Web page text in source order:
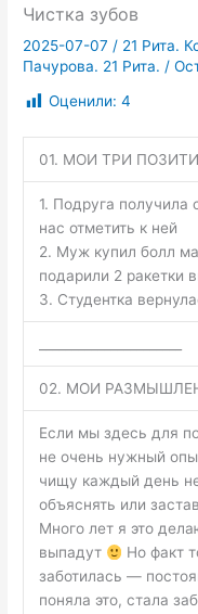
Чистка зубов
2025-07-07 / 21 Рита.
Пачурова. 21 Рита. /
Оценили: 4
01. МОИ ТРИ
1. Подруга получила
нас отметить к ней
2. Муж купил болл
подарили 2 ракетки
3. Студентка
02. МОИ
Если мы здесь для
не очень нужный
чищу каждый день
объяснять или
Много лет я это
выпадут
Но факт
заботилась —
поняла это, стала